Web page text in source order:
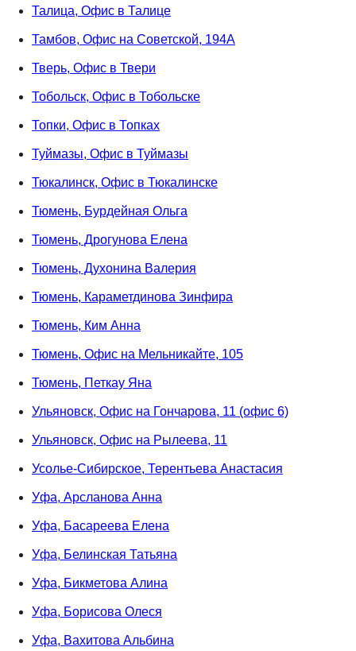
Талица, Офис в Талице
Тамбов, Офис на Советской, 194А
Тверь, Офис в Твери
Тобольск, Офис в Тобольске
Топки, Офис в Топках
Туймазы, Офис в Туймазы
Тюкалинск, Офис в Тюкалинске
Тюмень, Бурдейная Ольга
Тюмень, Дрогунова Елена
Тюмень, Духонина Валерия
Тюмень, Караметдинова Зинфира
Тюмень, Ким Анна
Тюмень, Офис на Мельникайте, 105
Тюмень, Петкау Яна
Ульяновск, Офис на Гончарова, 11 (офис 6)
Ульяновск, Офис на Рылеева, 11
Усолье-Сибирское, Терентьева Анастасия
Уфа, Арсланова Анна
Уфа, Басареева Елена
Уфа, Белинская Татьяна
Уфа, Бикметова Алина
Уфа, Борисова Олеся
Уфа, Вахитова Альбина